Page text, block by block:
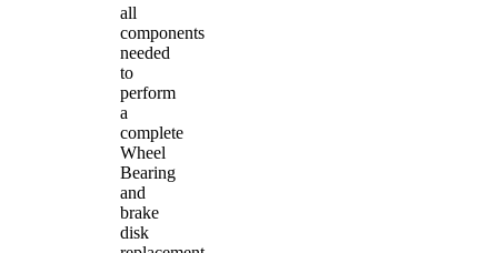
all
components
needed
to
perform
a
complete
Wheel
Bearing
and
brake
disk